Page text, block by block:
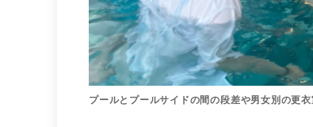
プールとプールサイドの間の段差や男女別の更